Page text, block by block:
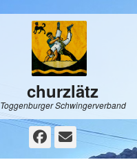
churzlätz
Toggenburger Schwingerverband
Facebook
E-
Mail